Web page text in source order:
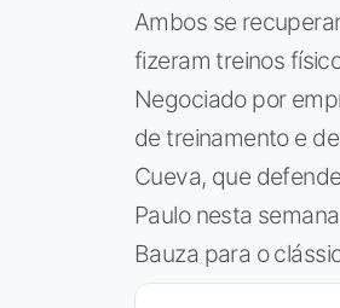
Ambos se
fizeram treinos
Negociado por
de treinamento e
Cueva, que
Paulo nesta
Bauza para o